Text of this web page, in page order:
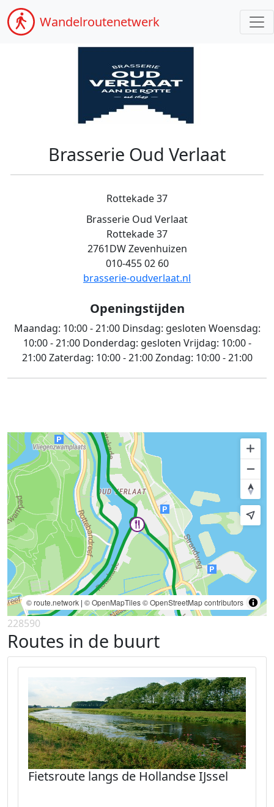
Wandelroutenetwerk
Brasserie Oud Verlaat
Rottekade 37
Brasserie Oud Verlaat
Rottekade 37
2761DW Zevenhuizen
010-455 02 60
brasserie-oudverlaat.nl
Openingstijden
Maandag: 10:00 - 21:00Dinsdag: gesloten Woensdag:
10:00 - 21:00Donderdag: gesloten Vrijdag: 10:00 -
21:00Zaterdag: 10:00 - 21:00Zondag: 10:00 - 21:00
© route.network | © OpenMapTiles© OpenStreetMap contributors
228590
Routes in de buurt
Fietsroute langs de Hollandse IJssel